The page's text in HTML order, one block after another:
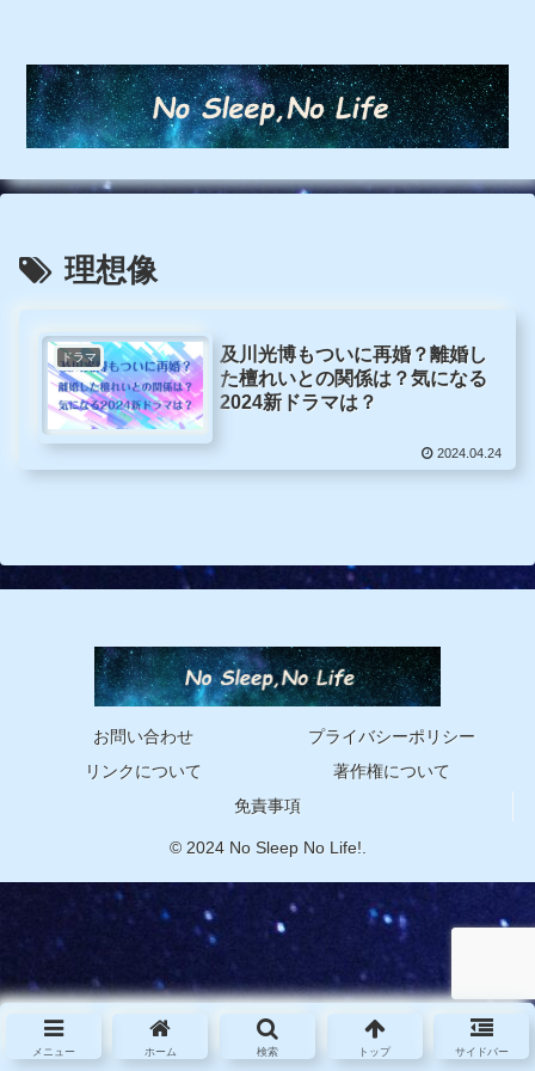
理想像
ドラマ
及川光博もついに再婚？離婚し
た檀れいとの関係は？気になる
2024新ドラマは？
2024.04.24
お問い合わせ
プライバシーポリシー
リンクについて
著作権について
免責事項
© 2024 No Sleep No Life!.
メニュー ホーム 検索 トップ サイドバー